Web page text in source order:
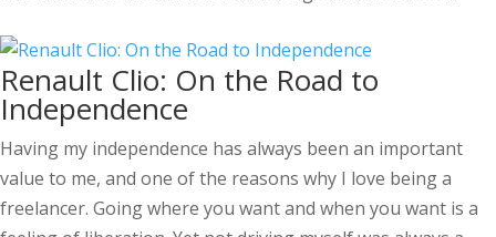
Renault Clio: On the Road to
Independence
Having my independence has always been an important
value to me, and one of the reasons why I love being a
freelancer. Going where you want and when you want is a